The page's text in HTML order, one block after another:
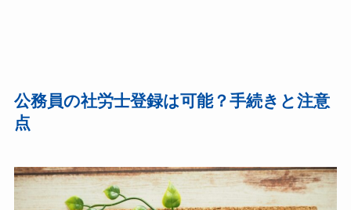
公務員の社労士登録は可能？手続きと注意
点